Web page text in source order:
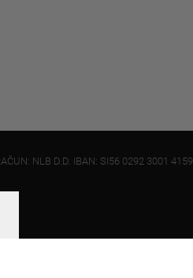
NLB D.D. IBAN: SI56 0292 3001 4159